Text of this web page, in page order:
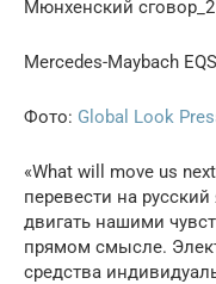
Мюнхенский сговор_2
Mercedes-Maybach EQS
Фото: Global Look
«What will move us
перевести на
двигать нашими
прямом смысле.
средства